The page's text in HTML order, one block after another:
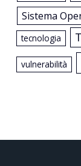
Sistema
tecnologia
vulnerabilità